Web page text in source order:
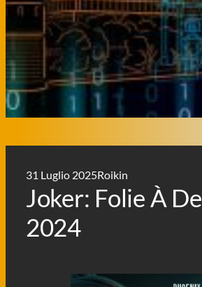
31 Luglio 2025Roikin
Joker: Folie À
2024